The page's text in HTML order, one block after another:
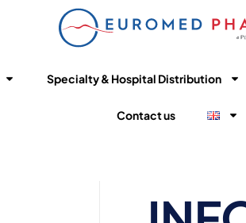
Specialty & Hospital Distribution
Contact us